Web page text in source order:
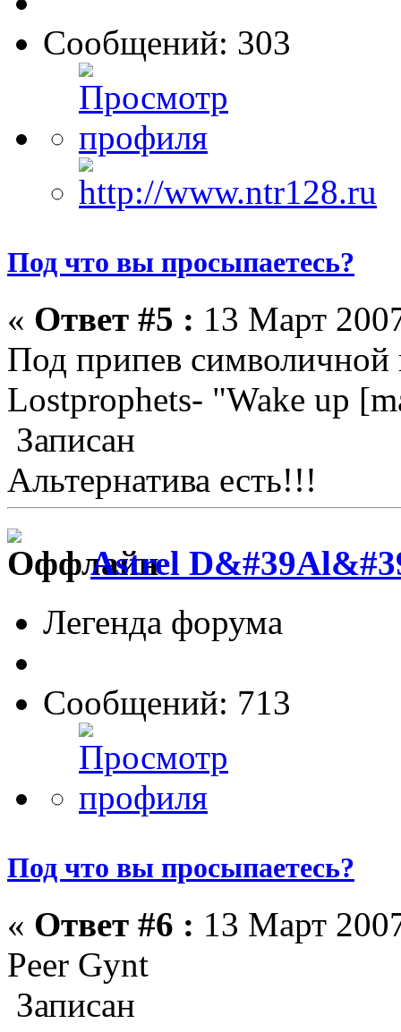
Сообщений: 303
Под что вы просыпаетесь?
« Ответ #5 : 13 Март
Под припев символичной
Lostprophets- "Wake up
Записан
Альтернатива есть!!!
Astrel
Легенда форума
Сообщений: 713
Под что вы просыпаетесь?
« Ответ #6 : 13 Март
Peer Gynt
Записан